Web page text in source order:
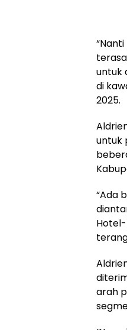
untuk
di
2025.
untuk
“Ada
arah